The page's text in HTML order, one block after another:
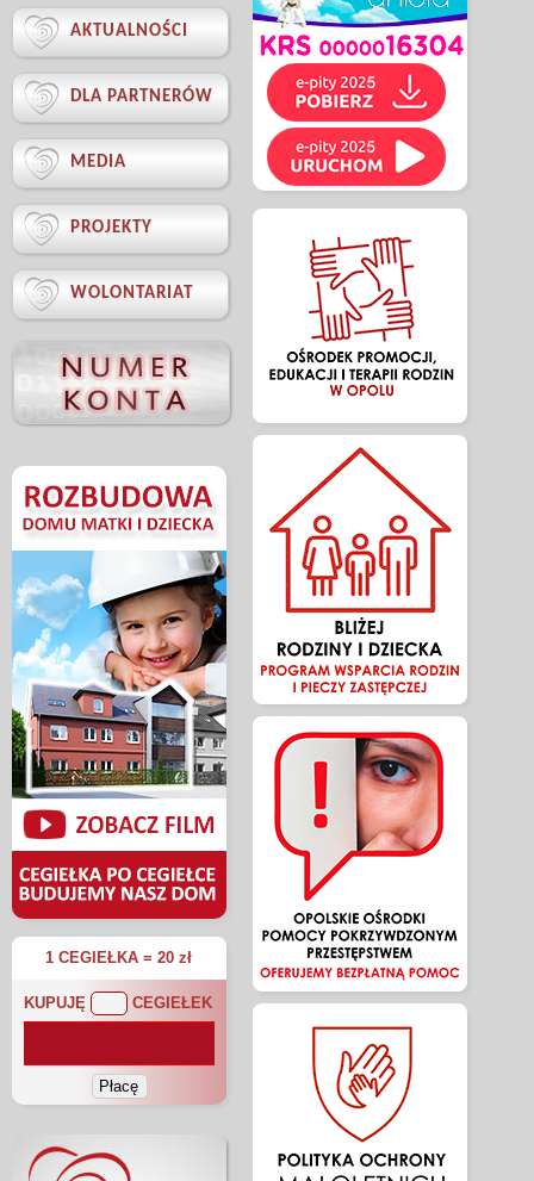
 AKTUALNOŚCI
 DLA PARTNERÓW
 MEDIA
 PROJEKTY
 WOLONTARIAT
1 CEGIEŁKA = 20 zł
KUPUJĘ CEGIEŁEK